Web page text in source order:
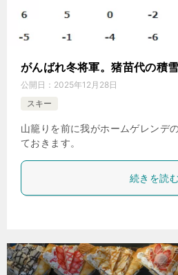
がんばれ冬将軍。猪苗代の積
公開日： 2025年12月28日
スキー
山籠りを前に我がホームゲレンデ
ておきます。
続きを読